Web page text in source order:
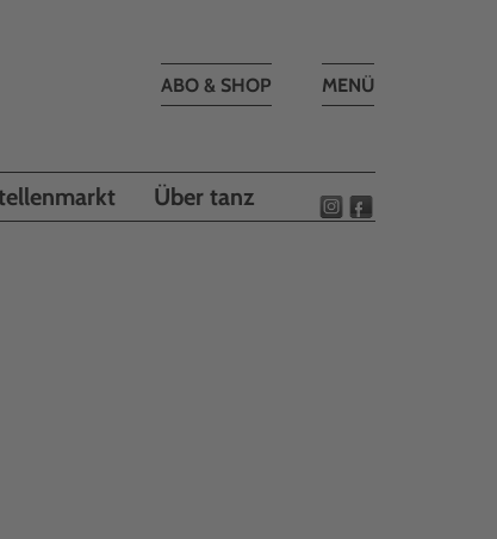
Toggle
MENÜ
ABO & SHOP
Über tanz